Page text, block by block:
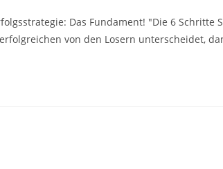
Das Fundament! "Die 6 Schritte
von den Losern unterscheidet,